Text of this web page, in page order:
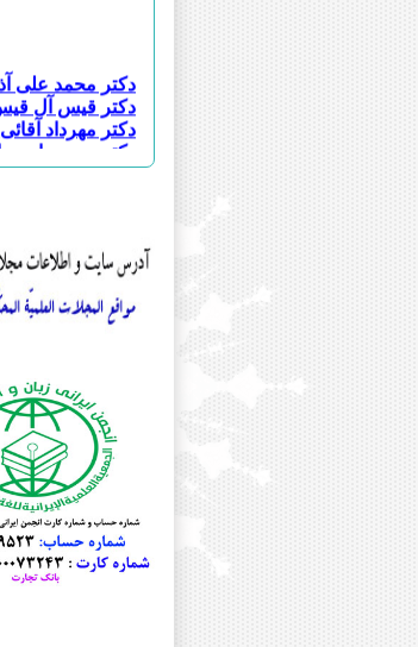
دکتر محمد علی
دکتر قیس آل
دکتر مهرداد
دکتر حسین
دکتر علی اکبر
دکتر بهنوش
دکتر جواد اصغری
دکتر محمد
دکتر علی افضلی
مرحوم دکتر سید
دکتر امید ایزانلو
دکتر جمشید
دکتر رسول بلاوی
دکتر خلیل پروینی
دکتر یدالله
دکتر هدایت الله
دکتر محمدحسن
دکتر مریم جلائی